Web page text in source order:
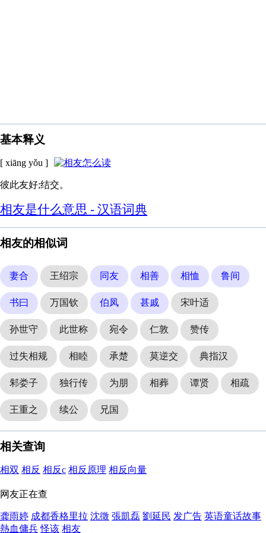
基本释义
[ xiāng yǒu ]
彼此友好;结交。
相友是什么意思 - 汉语词典
相友的相似词
妻合 王绍宗 同友 相善 相恤 鲁间
书曰 万国钦 伯凤 甚戚 宋叶适
孙世守 此世称 宛令 仁敦 赞传
过失相规 相睦 承楚 莫逆交 典指汉
邾娄子 独行传 为朋 相葬 谭贤 相疏
王重之 续公 兄国
相关查询
相双 相反 相反c 相反原理 相反向量
网友正在查
龚雨婷 成都香格里拉 沈徵 張凱磊 劉延民 发广告 英语童话故事
熱血傭兵 怪该 相友